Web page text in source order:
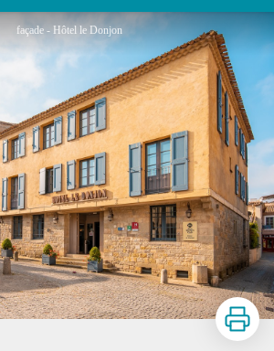
façade - Hôtel le Donjon
Imprimer